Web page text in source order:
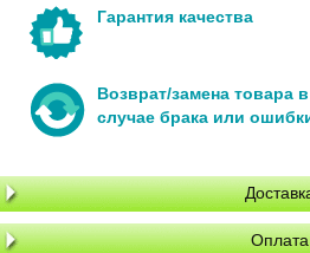
Гарантия качества
Возврат/замена товара
случае брака или
Оплата